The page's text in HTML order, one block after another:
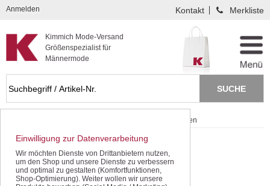
Kompletten Head der Seite überspringen
Kimmich Mode-Versand
Größenspezialist für
Männermode
Anmelden Kontakt Merkliste
Langarm-Hemden
Einwilligung zur Datenverarbeitung
Wir möchten Dienste von Drittanbietern nutzen,
um den Shop und unsere Dienste zu verbessern
und optimal zu gestalten (Komfortfunktionen,
Shop-Optimierung). Weiter wollen wir unsere